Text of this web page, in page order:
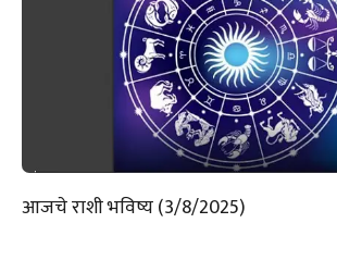
आजचे राशी भविष्य (3/8/2025)